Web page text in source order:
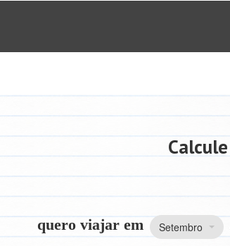
Calcule
quero viajar em Setembro